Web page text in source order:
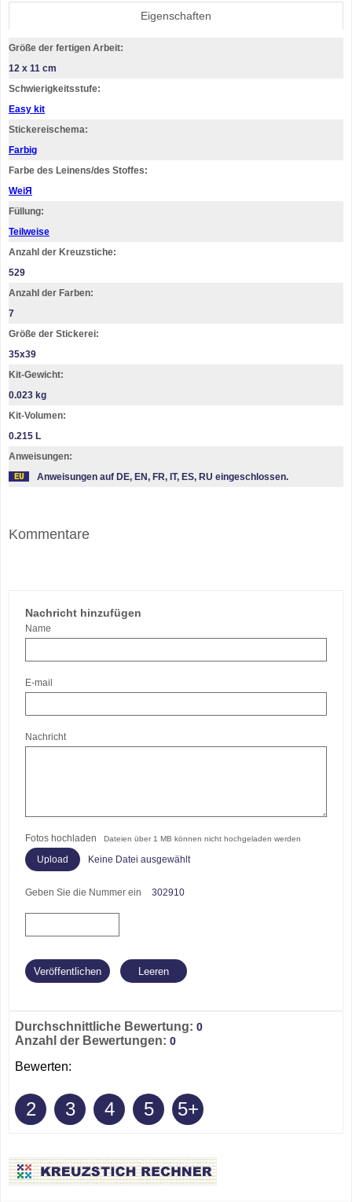
Eigenschaften
Größe der fertigen Arbeit:
12 x 11 cm
Schwierigkeitsstufe:
Easy kit
Stickereischema:
Farbig
Farbe des Leinens/des Stoffes:
WeiЯ
Füllung:
Teilweise
Anzahl der Kreuzstiche:
529
Anzahl der Farben:
7
Größe der Stickerei:
35х39
Kit-Gewicht:
0.023 kg
Kit-Volumen:
0.215 L
Anweisungen:
Anweisungen auf DE, EN, FR, IT, ES, RU eingeschlossen.
Kommentare
Nachricht hinzufügen
Name
E-mail
Nachricht
Fotos hochladen Dateien über 1 MB können nicht hochgeladen werden
Keine Datei ausgewählt
Geben Sie die Nummer ein 302910
Durchschnittliche Bewertung: 0
Anzahl der Bewertungen: 0
Bewerten:
2 3 4 5 5+